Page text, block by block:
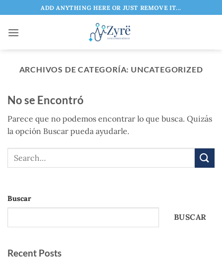
al
contenido
ADD ANYTHING HERE OR JUST REMOVE IT...
ARCHIVOS DE CATEGORÍA: UNCATEGORIZED
No se Encontró
Parece que no podemos encontrar lo que busca. Quizás
la opción Buscar pueda ayudarle.
Buscar
BUSCAR
Recent Posts